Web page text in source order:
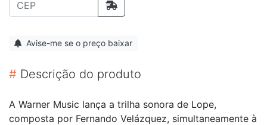
Avise-me se o preço baixar
# Descrição do produto
A Warner Music lança a trilha sonora de Lope,
composta por Fernando Velázquez, simultaneamente à